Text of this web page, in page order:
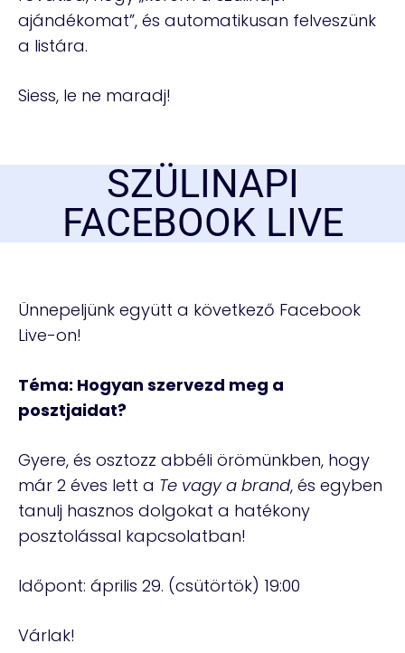
ajándékomat”, és automatikusan felveszünk
a listára.
Siess, le ne maradj!
SZÜLINAPI
FACEBOOK LIVE
Ünnepeljünk együtt a következő Facebook
Live-on!
Téma: Hogyan szervezd meg a
posztjaidat?
Gyere, és osztozz abbéli örömünkben, hogy
már 2 éves lett a Te vagy a brand, és egyben
tanulj hasznos dolgokat a hatékony
posztolással kapcsolatban!
Időpont: április 29. (csütörtök) 19:00
Várlak!